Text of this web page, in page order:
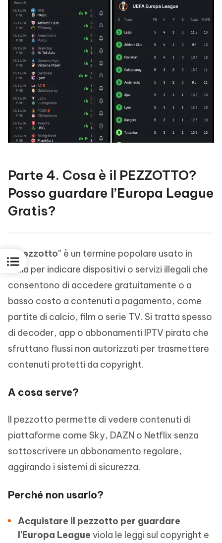
Parte 4. Cosa è il PEZZOTTO?
Posso guardare l’Europa League
Gratis?
"pezzotto" è un termine popolare usato in
Italia per indicare dispositivi o servizi illegali che
consentono di accedere gratuitamente o a
basso costo a contenuti a pagamento, come
partite di calcio, film o serie TV. Si tratta spesso
di decoder, app o abbonamenti IPTV pirata che
sfruttano flussi non autorizzati per trasmettere
contenuti protetti da copyright.
A cosa serve?
Il pezzotto permette di vedere contenuti di
piattaforme come Sky, DAZN o Netflix senza
sottoscrivere un abbonamento regolare,
aggirando i sistemi di sicurezza.
Perché non usarlo?
Acquistare il pezzotto per guardare
l’Europa League viola le leggi sul copyright e